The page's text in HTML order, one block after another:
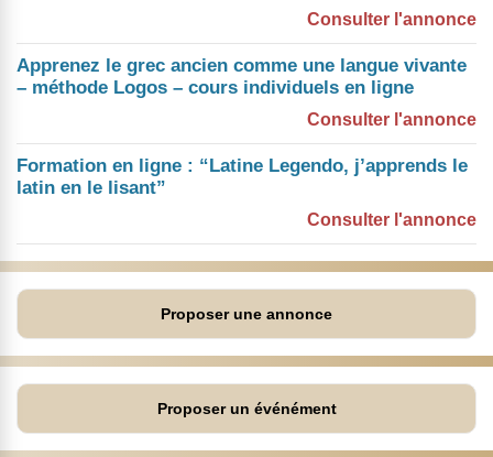
Consulter l'annonce
Apprenez le grec ancien comme une langue vivante
– méthode Logos – cours individuels en ligne
Consulter l'annonce
Formation en ligne : “Latine Legendo, j’apprends le
latin en le lisant”
Consulter l'annonce
Proposer une annonce
Proposer un événément